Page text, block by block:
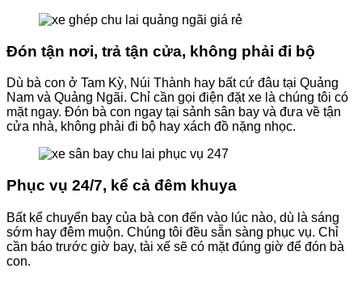
Đón tận nơi, trả tận cửa, không phải đi bộ
​Dù bà con ở Tam Kỳ, Núi Thành hay bất cứ đâu tại Quảng
Nam và Quảng Ngãi. Chỉ cần gọi điện đặt xe là chúng tôi có
mặt ngay. Đón bà con ngay tại sảnh sân bay và đưa về tận
cửa nhà, không phải đi bộ hay xách đồ nặng nhọc.
Phục vụ 24/7, kể cả đêm khuya
​Bất kể chuyến bay của bà con đến vào lúc nào, dù là sáng
sớm hay đêm muộn. Chúng tôi đều sẵn sàng phục vụ. Chỉ
cần báo trước giờ bay, tài xế sẽ có mặt đúng giờ để đón bà
con.